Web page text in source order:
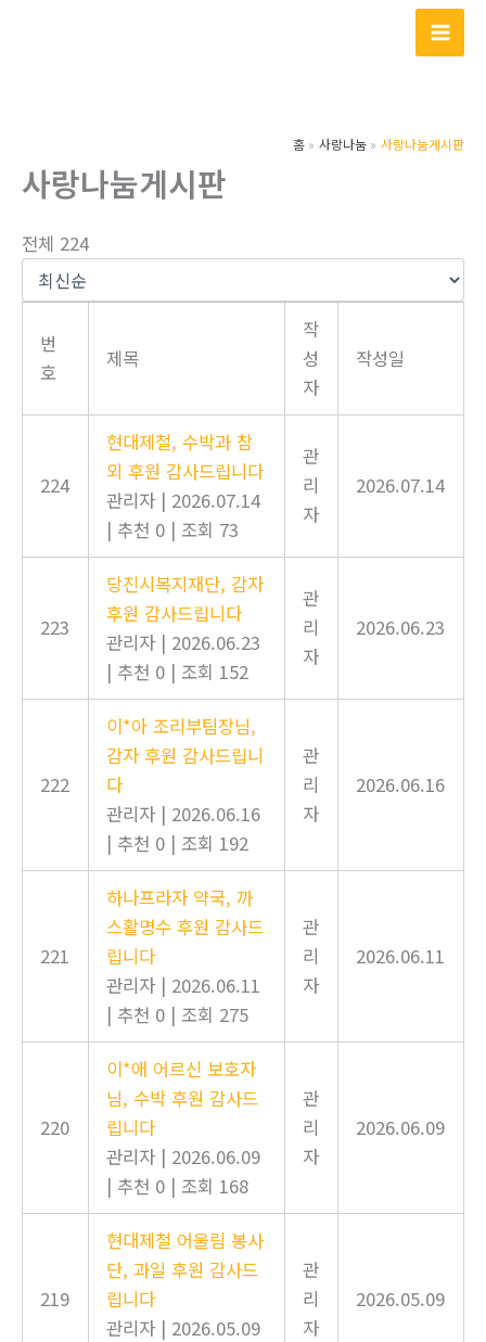
홈 사랑나눔 사랑나눔게시판
사랑나눔게시판
전체 224
번
호
제목
작
성
자
작성일
224
현대제철, 수박과 참
외 후원 감사드립니다
관리자 | 2026.07.14
| 추천 0 | 조회 73
관
리
자
2026.07.14
223
당진시복지재단, 감자
후원 감사드립니다
관리자 | 2026.06.23
| 추천 0 | 조회 152
관
리
자
2026.06.23
222
이*아 조리부팀장님,
감자 후원 감사드립니
다
관리자 | 2026.06.16
| 추천 0 | 조회 192
관
리
자
2026.06.16
221
하나프라자 약국, 까
스활명수 후원 감사드
립니다
관리자 | 2026.06.11
| 추천 0 | 조회 275
관
리
자
2026.06.11
220
이*애 어르신 보호자
님, 수박 후원 감사드
립니다
관리자 | 2026.06.09
| 추천 0 | 조회 168
관
리
자
2026.06.09
219
현대제철 어울림 봉사
단, 과일 후원 감사드
립니다
관리자 | 2026.05.09
관
리
자
2026.05.09